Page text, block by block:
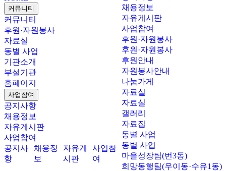
채용정보
자유게시판
사업참여
후원·자원봉사
후원·자원봉사
후원안내
자원봉사안내
나눔가게
자료실
자료실
갤러리
자료집
동별 사업
동별 사업
마을성장팀(번3동)
희망동행팀(우이동·수유1동)
커뮤니티
커뮤니티
후원·자원봉사
자료실
동별 사업
기관소개
부설기관
홈페이지
사업참여
공지사항
채용정보
자유게시판
사업참여
공지사
항
채용정
보
자유게
시판
사업참
여